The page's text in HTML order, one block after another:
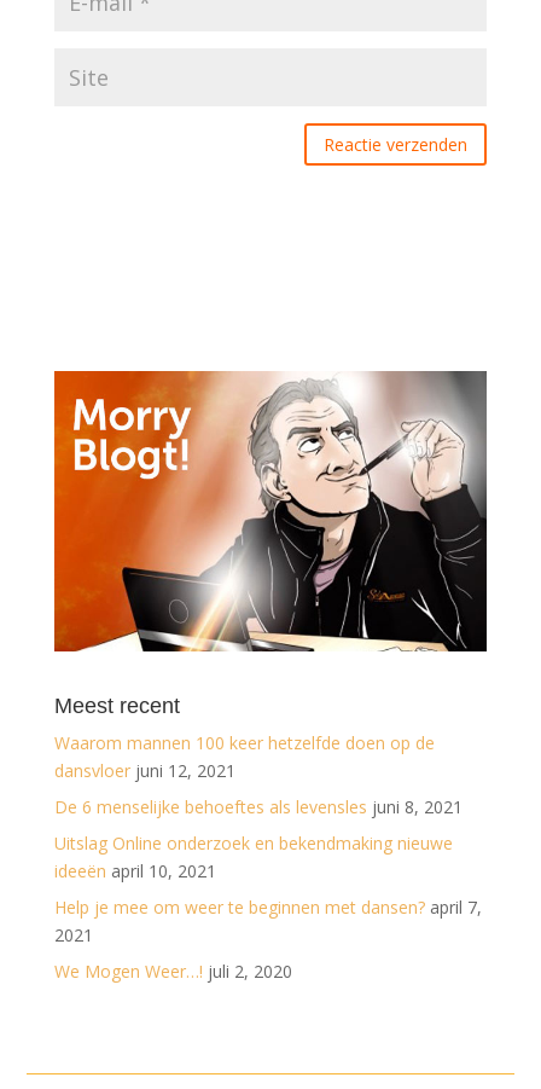
Meest recent
Waarom mannen 100 keer hetzelfde doen op de
dansvloer juni 12, 2021
De 6 menselijke behoeftes als levensles juni 8, 2021
Uitslag Online onderzoek en bekendmaking nieuwe
ideeën april 10, 2021
Help je mee om weer te beginnen met dansen? april 7,
2021
We Mogen Weer…! juli 2, 2020